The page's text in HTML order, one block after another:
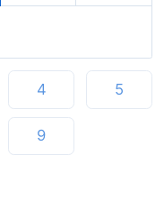
4 5
9